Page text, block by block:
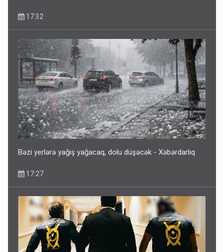
17:32
Bəzi yerlərə yağış yağacaq, dolu düşəcək - Xəbərdarlıq
17:27